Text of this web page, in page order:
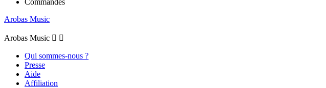
Arobas Music
Arobas Music  
Qui sommes-nous ?
Presse
Aide
Affiliation